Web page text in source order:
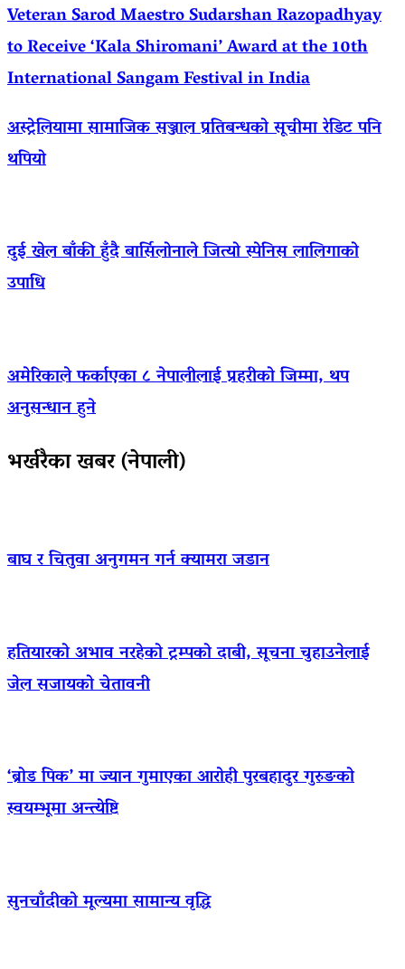
Veteran Sarod Maestro Sudarshan Razopadhyay
to Receive ‘Kala Shiromani’ Award at the 10th
International Sangam Festival in India
अस्ट्रेलियामा सामाजिक सञ्जाल प्रतिबन्धको सूचीमा रेडिट पनि
थपियो
दुई खेल बाँकी हुँदै बार्सिलोनाले जित्यो स्पेनिस लालिगाको
उपाधि
अमेरिकाले फर्काएका ८ नेपालीलाई प्रहरीको जिम्मा, थप
अनुसन्धान हुने
भर्खरैका खबर (नेपाली)
बाघ र चितुवा अनुगमन गर्न क्यामरा जडान
हतियारको अभाव नरहेको ट्रम्पको दाबी, सूचना चुहाउनेलाई
जेल सजायको चेतावनी
‘ब्रोड पिक’ मा ज्यान गुमाएका आराेही पुरबहादुर गुरुङको
स्वयम्भूमा अन्त्येष्टि
सुनचाँदीको मूल्यमा सामान्य वृद्धि